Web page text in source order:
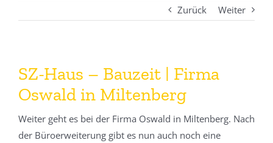
Zurück Weiter
SZ-Haus – Bauzeit | Firma
Oswald in Miltenberg
Weiter geht es bei der Firma Oswald in Miltenberg. Nach
der Büroerweiterung gibt es nun auch noch eine